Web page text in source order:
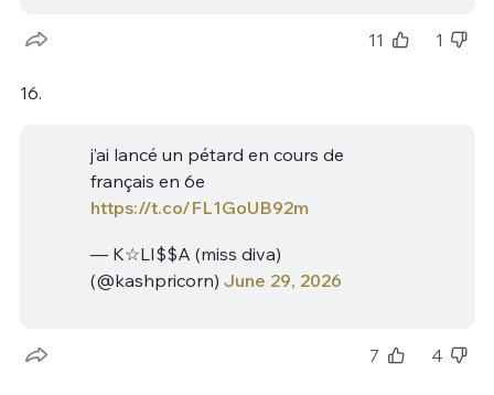
11 1
16.
j’ai lancé un pétard en cours de
français en 6e
https://t.co/FL1GoUB92m
— K☆LI$$A (miss diva)
(@kashpricorn) June 29, 2026
7 4